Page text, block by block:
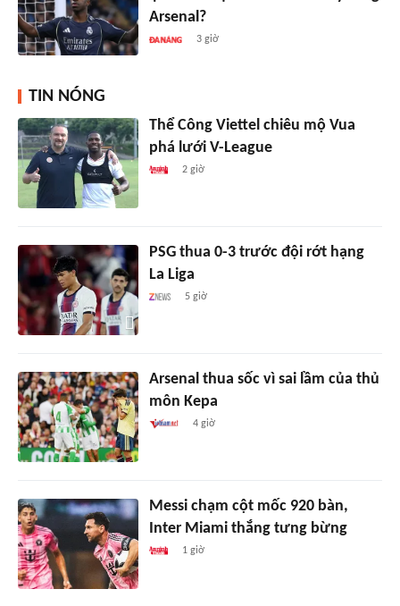
Arsenal?
3 giờ
TIN NÓNG
Thể Công Viettel chiêu mộ Vua
phá lưới V-League
2 giờ
PSG thua 0-3 trước đội rớt hạng
La Liga
5 giờ
Arsenal thua sốc vì sai lầm của thủ
môn Kepa
4 giờ
Messi chạm cột mốc 920 bàn,
Inter Miami thắng tưng bừng
1 giờ